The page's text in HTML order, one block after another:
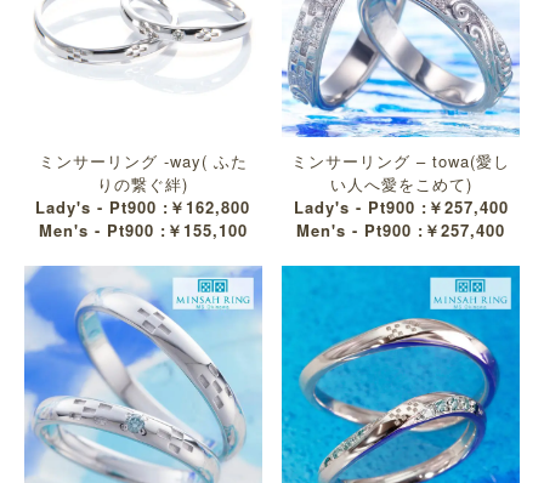
ミンサーリング -way( ふた
りの繋ぐ絆)
Lady's - Pt900 :￥162,800
Men's - Pt900 :￥155,100
ミンサーリング – towa(愛し
い人へ愛をこめて)
Lady's - Pt900 :￥257,400
Men's - Pt900 :￥257,400